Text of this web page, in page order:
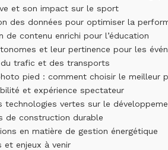
et son impact sur le sport
des données pour optimiser la
de contenu enrichi pour l’éducation
et leur pertinence pour les
trafic et des transports
pied : comment choisir le meilleur
et expérience spectateur
technologies vertes sur le
de construction durable
en matière de gestion énergétique
et enjeux à venir